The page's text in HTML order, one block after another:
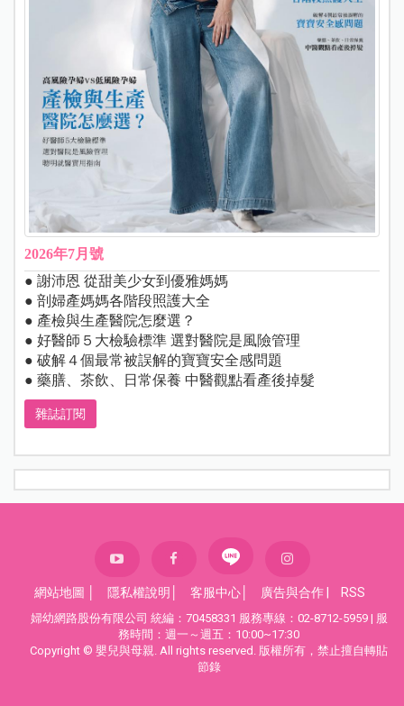
2026年7月號
● 謝沛恩 從甜美少女到優雅媽媽
● 剖婦產媽媽各階段照護大全
● 產檢與生產醫院怎麼選？
● 好醫師５大檢驗標準 選對醫院是風險管理
● 破解４個最常被誤解的寶寶安全感問題
● 藥膳、茶飲、日常保養 中醫觀點看產後掉髮
雜誌訂閱
網站地圖 隱私權說明 客服中心 廣告與合作 RSS
婦幼網路股份有限公司 統編：70458331 服務專線：02-8712-5959 | 服
務時間：週一～週五：10:00~17:30
Copyright © 嬰兒與母親. All rights reserved. 版權所有，禁止擅自轉貼
節錄